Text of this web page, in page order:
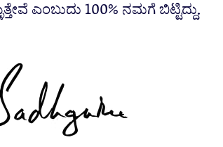
ಎಂಬುದು 100% ನಮಗೆ ಬಿಟ್ಟಿದ್ದು.